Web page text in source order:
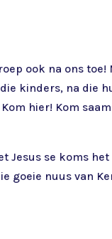
ook na ons toe!
kinders, na die
hier! Kom
Jesus se koms het
goeie nuus van